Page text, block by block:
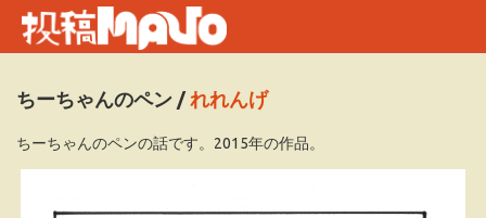
ちーちゃんのペン /れれんげ
ちーちゃんのペンの話です。2015年の作品。